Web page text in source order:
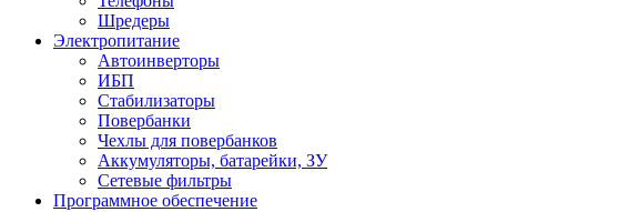
Шредеры
Электропитание
Автоинверторы
ИБП
Стабилизаторы
Повербанки
Чехлы для повербанков
Аккумуляторы, батарейки, ЗУ
Сетевые фильтры
Программное обеспечение